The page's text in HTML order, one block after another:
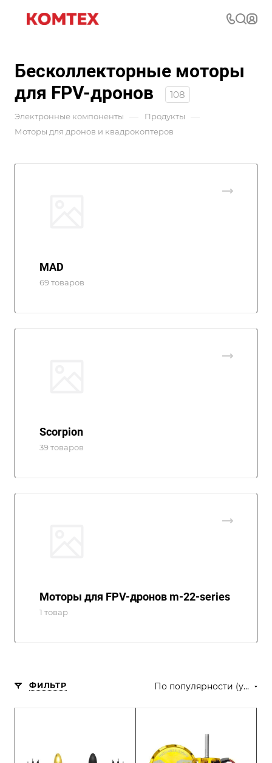
Бесколлекторные моторы
для FPV-дронов
108
Электронные компоненты — Продукты —
Моторы для дронов и квадрокоптеров
MAD
69 товаров
Scorpion
39 товаров
Моторы для FPV-дронов m-22-series
1 товар
ФИЛЬТР По популярности (убывание)